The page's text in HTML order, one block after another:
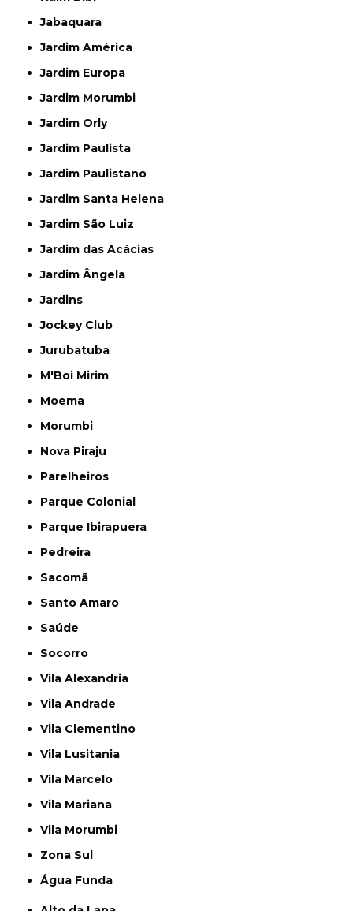
Jabaquara
Jardim América
Jardim Europa
Jardim Morumbi
Jardim Orly
Jardim Paulista
Jardim Paulistano
Jardim Santa Helena
Jardim São Luiz
Jardim das Acácias
Jardim Ângela
Jardins
Jockey Club
Jurubatuba
M'Boi Mirim
Moema
Morumbi
Nova Piraju
Parelheiros
Parque Colonial
Parque Ibirapuera
Pedreira
Sacomã
Santo Amaro
Saúde
Socorro
Vila Alexandria
Vila Andrade
Vila Clementino
Vila Lusitania
Vila Marcelo
Vila Mariana
Vila Morumbi
Zona Sul
Água Funda